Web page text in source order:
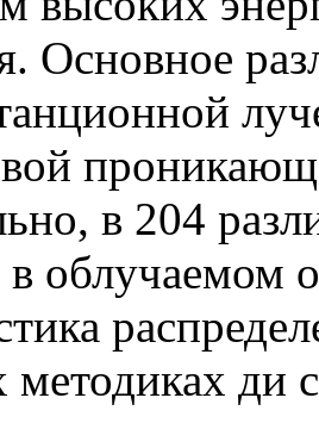
Основное
в 204
облучаемом
методиках ди